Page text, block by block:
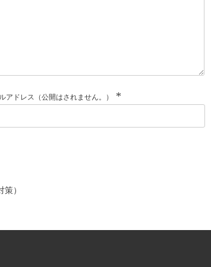
アドレス（公開はされません。） *
）